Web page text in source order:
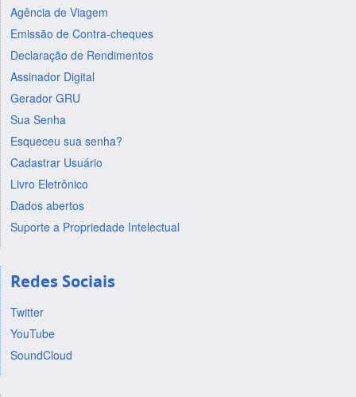
Agência de Viagem
Emissão de Contra-cheques
Declaração de Rendimentos
Assinador Digital
Gerador GRU
Sua Senha
Esqueceu sua senha?
Cadastrar Usuário
Livro Eletrônico
Dados abertos
Suporte a Propriedade Intelectual
Redes Sociais
Twitter
YouTube
SoundCloud